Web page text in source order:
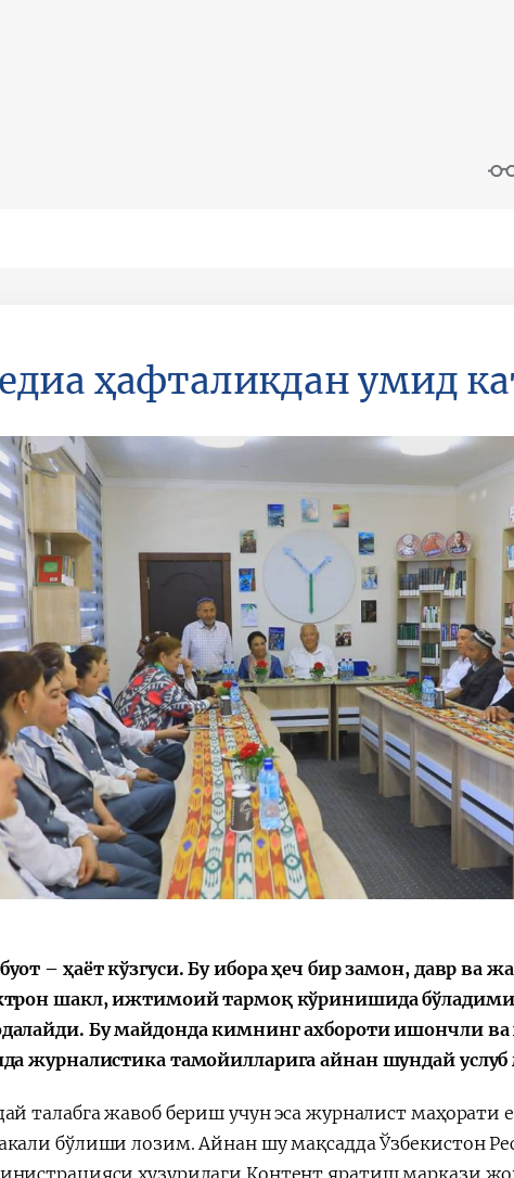
ҳафталикдан умид
– ҳаёт кўзгуси. Бу ибора ҳеч бир замон, давр ва
шакл, ижтимоий тармоқ кўринишида
Бу майдонда кимнинг ахбороти ишончли ва
журналистика тамойилларига айнан шундай услуб
талабга жавоб бериш учун эса журналист
бўлиши лозим. Айнан шу мақсадда Ўзбекистон